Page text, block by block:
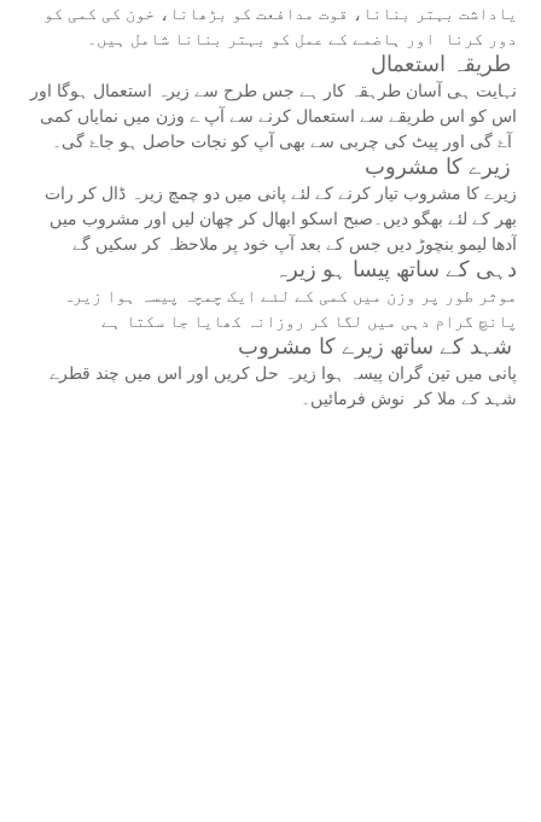
یاداشت بہتر بنانا، قوت مدافعت کو بڑھانا، خون کی کمی کو
دور کرنا اور ہاضمے کے عمل کو بہتر بنانا شامل ہیں۔
نہایت ہی آسان طرہقہ کار ہے جس طرح سے زیرہ استعمال ہوگا اور
اس کو اس طریقے سے استعمال کرنے سے آپ ے وزن میں نمایاں کمی
آۓ گی اور پیٹ کی چربی سے بھی آپ کو نجات حاصل ہو جاۓ گی۔
زیرے کا مشروب تیار کرنے کے لئے پانی میں دو چمچ زیرہ ڈال کر رات
بھر کے لئے بھگو دیں۔صبح اسکو ابھال کر چھان لیں اور مشروب میں
آدھا لیمو بنچوڑ دیں جس کے بعد آپ خود پر ملاحظہ کر سکیں گے
دہی کے ساتھ پیسا ہو زیرہ
موثر طور پر وزن میں کمی کے لئے ایک چمچہ پیسہ ہوا زیرہ
پانچ گرام دہی میں لگا کر روزانہ کھایا جا سکتا ہے
شہد کے ساتھ زیرے کا مشروب
پانی میں تین گران پیسہ ہوا زیرہ حل کریں اور اس میں چند قطرے
شہد کے ملا کر نوش فرمائیں۔